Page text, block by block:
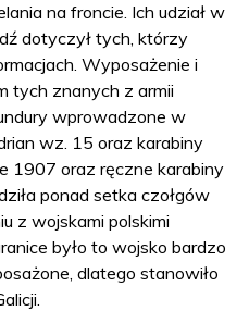
na froncie. Ich udział w
dotyczył tych, którzy
Wyposażenie i
tych znanych z armii
wprowadzone w
wz. 15 oraz karabiny
1907 oraz ręczne karabiny
ponad setka czołgów
z wojskami polskimi
było to wojsko bardzo
dlatego stanowiło